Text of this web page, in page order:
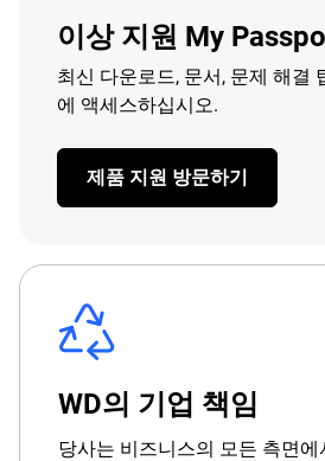
이상 지원 My
최신 다운로드, 문서, 문제 해결
에 액세스하십시오.
제품 지원 방문하기
WD의 기업 책임
당사는 비즈니스의 모든 측면에